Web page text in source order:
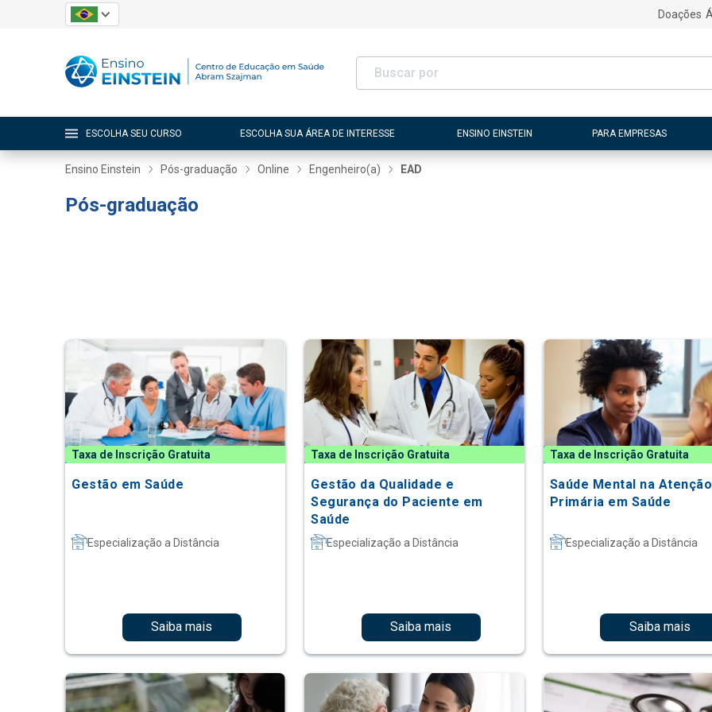
Doações
ESCOLHA SEU CURSO ESCOLHA SUA ÁREA DE INTERESSE ENSINO EINSTEIN PARA EMPRESAS
Ensino Einstein Pós-graduação Online Engenheiro(a) EAD
Pós-graduação
Taxa de Inscrição Gratuita
Gestão em Saúde
Especialização a Distância
Saiba mais
Taxa de Inscrição Gratuita
Gestão da Qualidade e
Segurança do Paciente em
Saúde
Especialização a Distância
Saiba mais
Taxa de Inscrição Gratuita
Saúde Mental na Atenção
Primária em Saúde
Especialização a Distância
Saiba mais